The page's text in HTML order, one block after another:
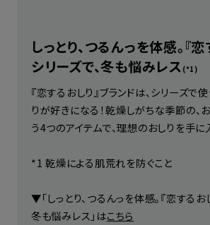
しっとり、つるんっを体感。『恋
シリーズで、冬も悩みレス (*1)
『恋するおしり』ブランドは、シリーズで
りが好きになる！乾燥しがちな季節の、
う4つのアイテムで、理想のおしりを手に
*1 乾燥による肌荒れを防ぐこと
▼「しっとり、つるんっを体感。『恋するお
冬も悩みレス」はこちら